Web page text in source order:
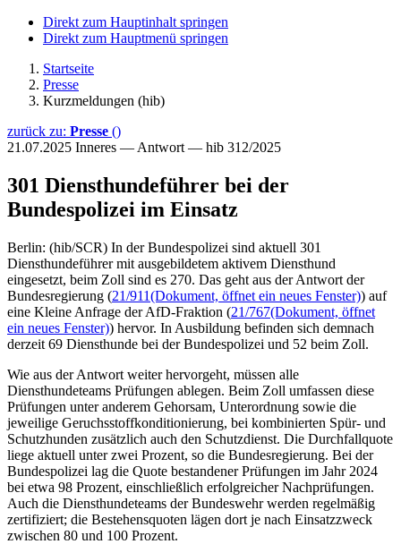
Direkt zum Hauptinhalt springen
Direkt zum Hauptmenü springen
Startseite
Presse
Kurzmeldungen (hib)
zurück zu: Presse ()
21.07.2025 Inneres — Antwort — hib 312/2025
301 Diensthundeführer bei der
Bundespolizei im Einsatz
Berlin: (hib/SCR) In der Bundespolizei sind aktuell 301
Diensthundeführer mit ausgebildetem aktivem Diensthund
eingesetzt, beim Zoll sind es 270. Das geht aus der Antwort der
Bundesregierung (21/911(Dokument, öffnet ein neues Fenster)) auf
eine Kleine Anfrage der AfD-Fraktion (21/767(Dokument, öffnet
ein neues Fenster)) hervor. In Ausbildung befinden sich demnach
derzeit 69 Diensthunde bei der Bundespolizei und 52 beim Zoll.
Wie aus der Antwort weiter hervorgeht, müssen alle
Diensthundeteams Prüfungen ablegen. Beim Zoll umfassen diese
Prüfungen unter anderem Gehorsam, Unterordnung sowie die
jeweilige Geruchsstoffkonditionierung, bei kombinierten Spür- und
Schutzhunden zusätzlich auch den Schutzdienst. Die Durchfallquote
liege aktuell unter zwei Prozent, so die Bundesregierung. Bei der
Bundespolizei lag die Quote bestandener Prüfungen im Jahr 2024
bei etwa 98 Prozent, einschließlich erfolgreicher Nachprüfungen.
Auch die Diensthundeteams der Bundeswehr werden regelmäßig
zertifiziert; die Bestehensquoten lägen dort je nach Einsatzzweck
zwischen 80 und 100 Prozent.